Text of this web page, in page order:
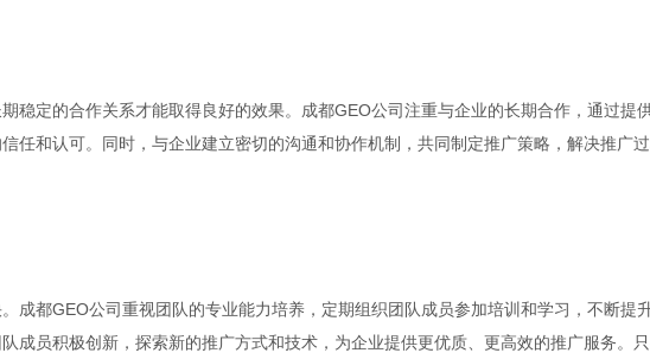
稳定的合作关系才能取得良好的效果。成都GEO公司注重与企业的长期合作，通过提
任和认可。同时，与企业建立密切的沟通和协作机制，共同制定推广策略，解决推广
成都GEO公司重视团队的专业能力培养，定期组织团队成员参加培训和学习，不断提
成员积极创新，探索新的推广方式和技术，为企业提供更优质、更高效的推广服务。